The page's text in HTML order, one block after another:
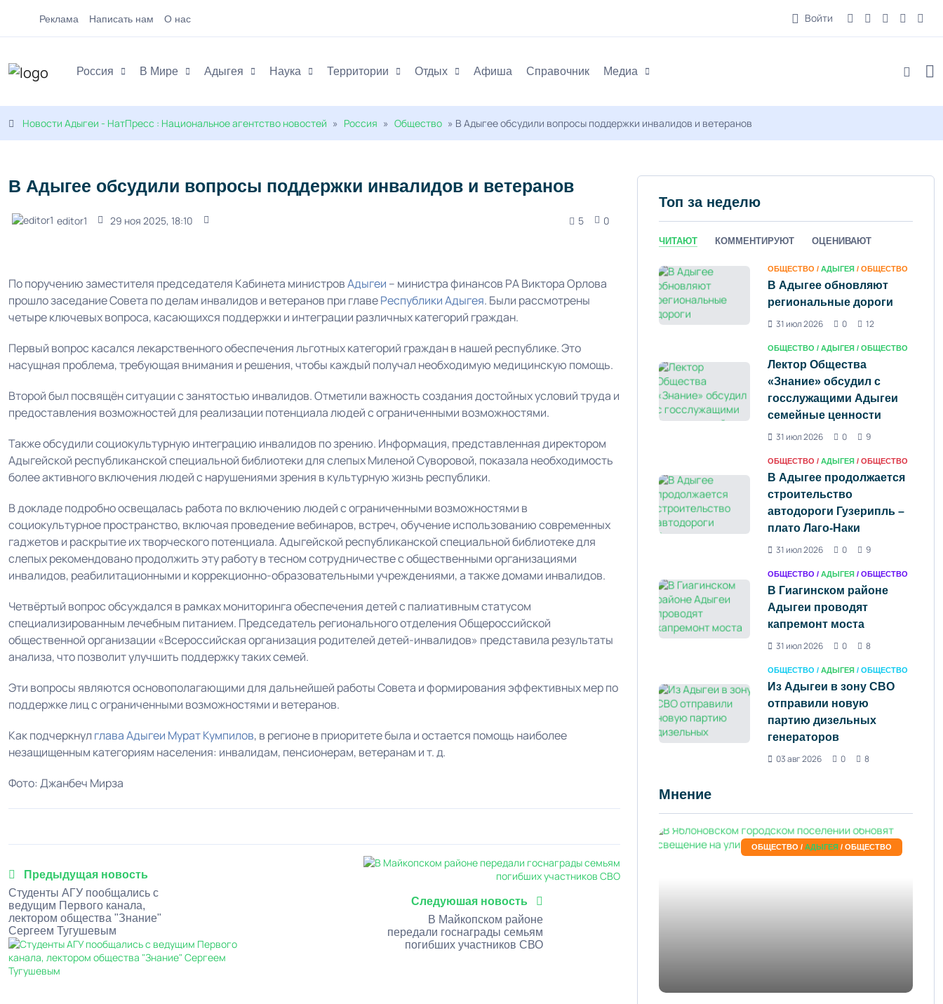
Реклама Написать нам О нас Войти
Россия В Мире Адыгея Наука Территории Отдых Афиша Справочник Медиа
Новости Адыгеи - НатПресс : Национальное агентство новостей » Россия » Общество » В Адыгее обсудили вопросы поддержки инвалидов и ветеранов
В Адыгее обсудили вопросы поддержки инвалидов и ветеранов
editor1 29 ноя 2025, 18:10 5 0
По поручению заместителя председателя Кабинета министровАдыгеи – министра финансов РА Виктора Орлова
прошло заседание Совета по делам инвалидов и ветеранов при главеРеспублики Адыгея. Были рассмотрены
четыре ключевых вопроса, касающихся поддержки и интеграции различных категорий граждан.
Первый вопрос касался лекарственного обеспечения льготных категорий граждан в нашей республике. Это
насущная проблема, требующая внимания и решения, чтобы каждый получал необходимую медицинскую помощь.
Второй был посвящён ситуации с занятостью инвалидов. Отметили важность создания достойных условий труда и
предоставления возможностей для реализации потенциала людей с ограниченными возможностями.
Также обсудили социокультурную интеграцию инвалидов по зрению. Информация, представленная директором
Адыгейской республиканской специальной библиотеки для слепых Миленой Суворовой, показала необходимость
более активного включения людей с нарушениями зрения в культурную жизнь республики.
В докладе подробно освещалась работа по включению людей с ограниченными возможностями в
социокультурное пространство, включая проведение вебинаров, встреч, обучение использованию современных
гаджетов и раскрытие их творческого потенциала. Адыгейской республиканской специальной библиотеке для
слепых рекомендовано продолжить эту работу в тесном сотрудничестве с общественными организациями
инвалидов, реабилитационными и коррекционно-образовательными учреждениями, а также домами инвалидов.
Четвёртый вопрос обсуждался в рамках мониторинга обеспечения детей с палиативным статусом
специализированным лечебным питанием. Председатель регионального отделения Общероссийской
общественной организации «Всероссийская организация родителей детей-инвалидов» представила результаты
анализа, что позволит улучшить поддержку таких семей.
Эти вопросы являются основополагающими для дальнейшей работы Совета и формирования эффективных мер по
поддержке лиц с ограниченными возможностями и ветеранов.
Как подчеркнул глава Адыгеи Мурат Кумпилов, в регионе в приоритете была и остается помощь наиболее
незащищенным категориям населения: инвалидам, пенсионерам, ветеранам и т. д.
Фото: Джанбеч Мирза
Предыдущая новость
Студенты АГУ пообщались с
ведущим Первого канала,
лектором общества "Знание"
Сергеем Тугушевым
Следуюшая новость
В Майкопском районе
передали госнаграды семьям
погибших участников СВО
Топ за неделю
ЧИТАЮТ КОММЕНТИРУЮТ ОЦЕНИВАЮТ
ОБЩЕСТВО / АДЫГЕЯ / ОБЩЕСТВО
В Адыгее обновляют
региональные дороги
31 июл 2026
0 12
ОБЩЕСТВО / АДЫГЕЯ / ОБЩЕСТВО
Лектор Общества
«Знание» обсудил с
госслужащими Адыгеи
семейные ценности
31 июл 2026
0 9
ОБЩЕСТВО / АДЫГЕЯ / ОБЩЕСТВО
В Адыгее продолжается
строительство
автодороги Гузерипль –
плато Лаго-Наки
31 июл 2026
0 9
ОБЩЕСТВО / АДЫГЕЯ / ОБЩЕСТВО
В Гиагинском районе
Адыгеи проводят
капремонт моста
31 июл 2026
0 8
ОБЩЕСТВО / АДЫГЕЯ / ОБЩЕСТВО
Из Адыгеи в зону СВО
отправили новую
партию дизельных
генераторов
03 авг 2026
0 8
Мнение
ОБЩЕСТВО / АДЫГЕЯ / ОБЩЕСТВО